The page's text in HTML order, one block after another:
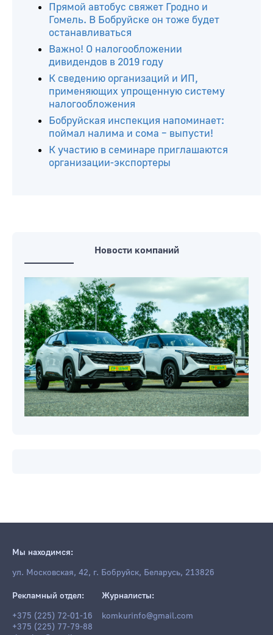
Прямой автобус свяжет Гродно и
Гомель. В Бобруйске он тоже будет
останавливаться
Важно! О налогообложении
дивидендов в 2019 году
К сведению организаций и ИП,
применяющих упрощенную систему
налогообложения
Бобруйская инспекция напоминает:
поймал налима и сома – выпусти!
К участию в семинаре приглашаются
организации-экспортеры
Новости компаний
Мы находимся:
ул. Московская, 42, г. Бобруйск, Беларусь, 213826
Рекламный отдел:
+375 (225) 72-01-16
+375 (225) 77-79-88
Журналисты:
komkurinfo@gmail.com